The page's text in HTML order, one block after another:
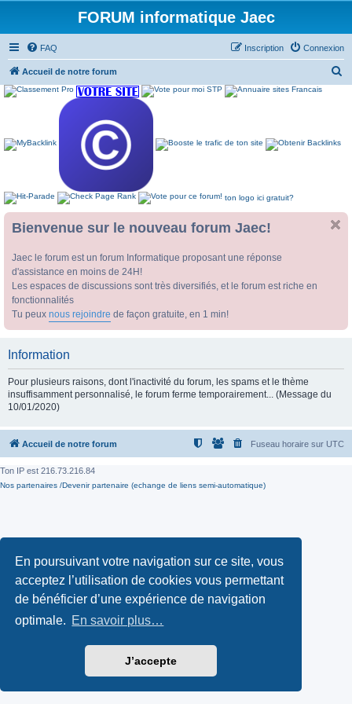
En poursuivant votre navigation sur ce site, vous
acceptez l’utilisation de cookies vous permettant
de bénéficier d’une expérience de navigation
optimale. En savoir plus…
J’accepte
FORUM informatique Jaec
FAQ Connexion
Inscription
Accueil de notre forum
ton logo ici gratuit?
Bienvenue sur le nouveau forum Jaec!
Jaec le forum est un forum Informatique proposant une réponse
d'assistance en moins de 24H!
Les espaces de discussions sont très diversifiés, et le forum est riche en
fonctionnalités
Tu peux nous rejoindre de façon gratuite, en 1 min!
Information
Pour plusieurs raisons, dont l'inactivité du forum, les spams et le thème
insuffisamment personnalisé, le forum ferme temporairement... (Message du
10/01/2020)
Accueil de notre forum Fuseau horaire sur UTC
Ton IP est 216.73.216.84
Nos partenaires /Devenir partenaire (echange de liens semi-automatique)